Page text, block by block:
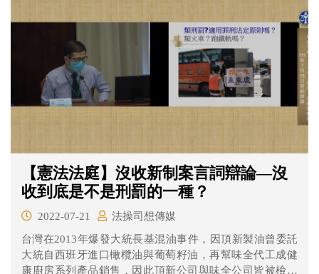
日本目前只能有自衛隊，無法擁有軍隊。安倍生前想推動
修憲的內容，主要就是針對日本憲法第九條，希望能將自
衛隊（軍）的法律地位加以明訂，簡單來說就是日本可以
合法擁有國防力量。
【憲法法庭】沒收新制案言詞辯論—沒
收到底是不是刑罰的一種？
2022-07-21
法操司想傳媒
台灣在2013年爆發大統長基混油事件，因頂新製油曾委託
大統自西班牙進口橄欖油與葡萄籽油，再幫味全代工成健
康廚房系列產品銷售，因此頂新公司與味全公司皆被檢方